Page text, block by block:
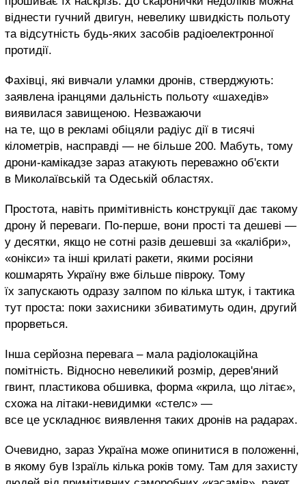
віднести гучний двигун, невелику швидкість польоту
та відсутність будь-яких засобів радіоелектронної
протидії.
Фахівці, які вивчали уламки дронів, стверджують:
заявлена іранцями дальність польоту «шахедів»
виявилася завищеною. Незважаючи
на те, що в рекламі обіцяли радіус дії в тисячі
кілометрів, насправді — не більше 200. Мабуть, тому
дрони-камікадзе зараз атакують переважно об'єкти
в Миколаївській та Одеській областях.
Простота, навіть примітивність конструкції дає такому
дрону й переваги. По-перше, вони прості та дешеві —
у десятки, якщо не сотні разів дешевші за «калібри»,
«онікси» та інші крилаті ракети, якими росіяни
кошмарять Україну вже більше півроку. Тому
їх запускають одразу залпом по кілька штук, і тактика
тут проста: поки захисники збиватимуть один, другий
прорветься.
Інша серйозна перевага – мала радіолокаційна
помітність. Відносно невеликий розмір, дерев'яний
гвинт, пластикова обшивка, форма «крила, що літає»,
схожа на літаки-невидимки «стелс» —
все це ускладнює виявлення таких дронів на радарах.
Очевидно, зараз Україна може опинитися в положенні,
в якому був Ізраїль кілька років тому. Там для захисту